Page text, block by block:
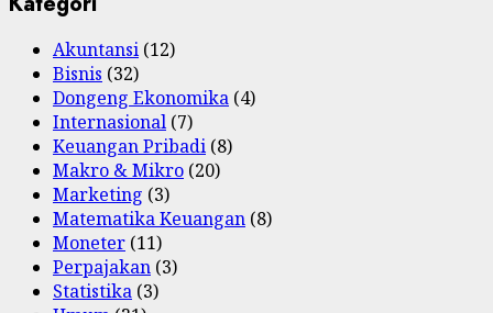
Akuntansi (12)
Bisnis (32)
Dongeng Ekonomika (4)
Internasional (7)
Keuangan Pribadi (8)
Makro & Mikro (20)
Marketing (3)
Matematika Keuangan (8)
Moneter (11)
Perpajakan (3)
Statistika (3)